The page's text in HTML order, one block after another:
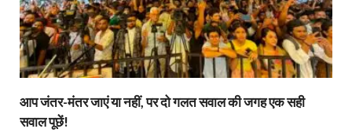
आप जंतर-मंतर जाएं या नहीं, पर दो गलत सवाल की जगह एक सही
सवाल पूछें!